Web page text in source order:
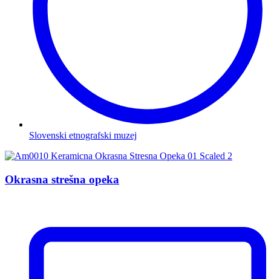
Slovenski etnografski muzej
Okrasna strešna opeka